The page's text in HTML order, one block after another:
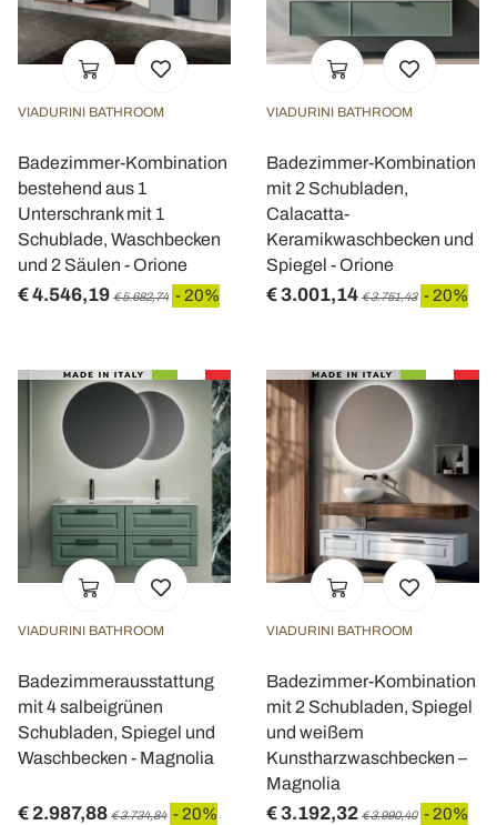
VIADURINI BATHROOM
Badezimmer-Kombination
bestehend aus 1
Unterschrank mit 1
Schublade, Waschbecken
und 2 Säulen - Orione
€ 4.546,19 € 5.682,74 - 20%
VIADURINI BATHROOM
Badezimmer-Kombination
mit 2 Schubladen,
Calacatta-
Keramikwaschbecken und
Spiegel - Orione
€ 3.001,14 € 3.751,43 - 20%
VIADURINI BATHROOM
Badezimmerausstattung
mit 4 salbeigrünen
Schubladen, Spiegel und
Waschbecken - Magnolia
€ 2.987,88 € 3.734,84 - 20%
VIADURINI BATHROOM
Badezimmer-Kombination
mit 2 Schubladen, Spiegel
und weißem
Kunstharzwaschbecken –
Magnolia
€ 3.192,32 € 3.990,40 - 20%